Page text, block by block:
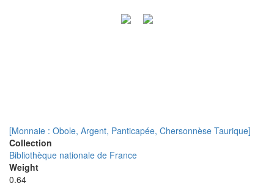
[Monnaie : Obole, Argent, Panticapée, Chersonnèse Taurique]
Collection
Bibliothèque nationale de France
Weight
0.64